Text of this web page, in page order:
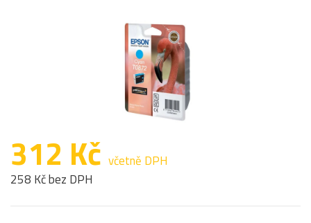
312 Kč včetně DPH
258 Kč bez DPH